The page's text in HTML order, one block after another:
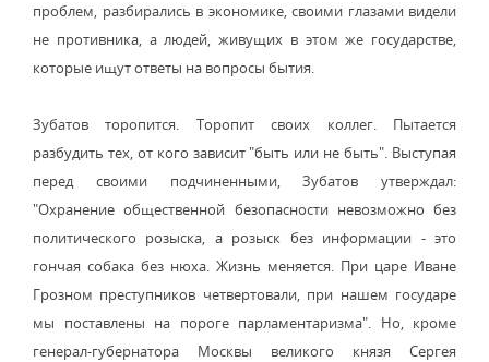
проблем, разбирались в экономике, своими глазами видели
не противника, а людей, живущих в этом же государстве,
которые ищут ответы на вопросы бытия.
Зубатов торопится. Торопит своих коллег. Пытается
разбудить тех, от кого зависит "быть или не быть". Выступая
перед своими подчиненными, Зубатов утверждал:
"Охранение общественной безопасности невозможно без
политического розыска, а розыск без информации - это
гончая собака без нюха. Жизнь меняется. При царе Иване
Грозном преступников четвертовали, при нашем государе
мы поставлены на пороге парламентаризма". Но, кроме
генерал-губернатора Москвы великого князя Сергея